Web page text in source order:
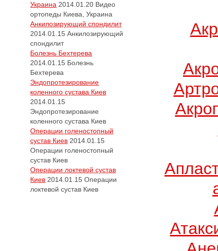
Украина 2014.01.20 Видео
ортопеды Киева, Украина
Анкилозирующий спондилит
2014.01.15 Анкилозирующий
спондилит
Болезнь Бехтерева
2014.01.15 Болезнь
Бехтерева
Эндопротезирование
коленного сустава Киев
2014.01.15
Эндопротезирование
коленного сустава Киев
Операции голеностопный
сустав Киев 2014.01.15
Операции голеностопный
сустав Киев
Операции локтевой сустав
Киев 2014.01.15 Операции
локтевой сустав Киев